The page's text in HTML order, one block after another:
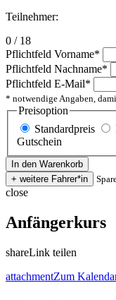
Teilnehmer:
0 / 18
Pflichtfeld Vorname*
Pflichtfeld Nachname*
Pflichtfeld E-Mail*
* notwendige Angaben,
Preisoption
Standardpreis
Gutschein
close
Anfängerkurs
shareLink teilen
attachmentZum